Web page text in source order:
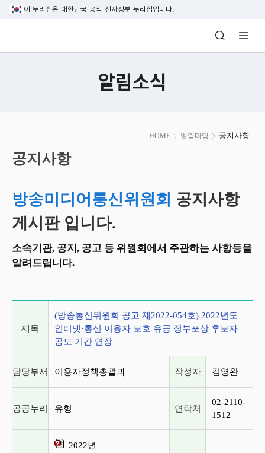
본문 바로가기
이 누리집은 대한민국 공식 전자정부 누리집입니다.
방송미디어통신위원회 Korea Media
알림소식
HOME 알림마당 공지사항
시
작
공지사항
방송미디어통신위원회 공지사항
게시판 입니다.
소속기관, 공지, 공고 등 위원회에서 주관하는 사항등을
알려드립니다.
제목
(방송통신위원회 공고 제2022-054호) 2022년도
인터넷·통신 이용자 보호 유공 정부포상 후보자
공모 기간 연장
담당부서 이용자정책총괄과 작성자 김영완
공공누리 유형 연락처
02-2110-
1512
2022년